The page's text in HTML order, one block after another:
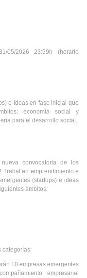
05/2026 23:59h (horario
e ideas en fase inicial que
economía social y
para el desarrollo social.
convocatoria de los
Trabal en emprendimiento e
(startups) e ideas
ámbitos:
categorías:
10 empresas emergentes
empresarial